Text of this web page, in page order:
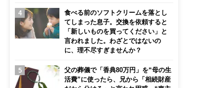
食べる前のソフトクリームを落とし
てしまった息子。交換を依頼すると
「新しいものを買ってください」と
言われました。わざとではないの
に、理不尽すぎませんか？
父の葬儀で「香典80万円」を“母の生
活費”に使ったら、兄から「相続財産